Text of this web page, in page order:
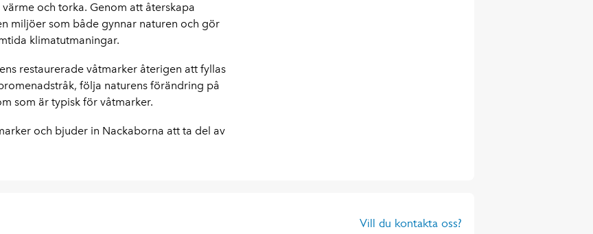
och torka. Genom att återskapa
miljöer som både gynnar naturen och gör
klimatutmaningar.
restaurerade våtmarker återigen att fyllas
följa naturens förändring på
som är typisk för våtmarker.
och bjuder in Nackaborna att ta del av
Vill du kontakta oss?